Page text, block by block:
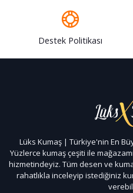
Destek Politikası
Lüks Kumaş | Türkiye'nin En
Yüzlerce kumaş çeşiti ile
hizmetindeyiz. Tüm desen ve
rahatlıkla inceleyip istediğiniz